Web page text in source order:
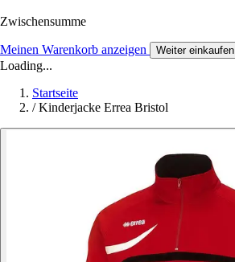
Zwischensumme
Meinen Warenkorb anzeigen Weiter einkaufen
Loading...
Startseite
/ Kinderjacke Errea Bristol